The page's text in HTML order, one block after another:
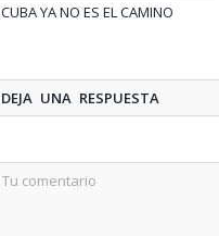
CUBA YA NO ES EL CAMINO
DEJA UNA RESPUESTA